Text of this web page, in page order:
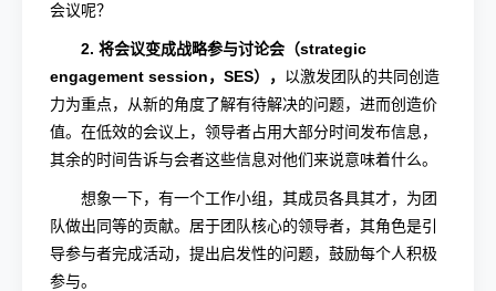
会议呢？
2. 将会议变成战略参与讨论会（strategic
engagement session，SES）， 以激发团队的共同创造
力为重点，从新的角度了解有待解决的问题，进而创造价
值。在低效的会议上，领导者占用大部分时间发布信息，
其余的时间告诉与会者这些信息对他们来说意味着什么。
想象一下，有一个工作小组，其成员各具其才，为团
队做出同等的贡献。居于团队核心的领导者，其角色是引
导参与者完成活动，提出启发性的问题，鼓励每个人积极
参与。